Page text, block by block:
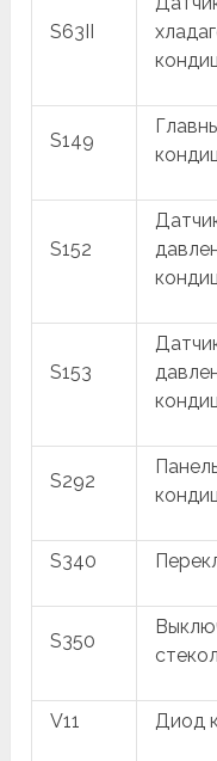
S63II
S149
S152
S153
S292
S340
S350
V11 Диод